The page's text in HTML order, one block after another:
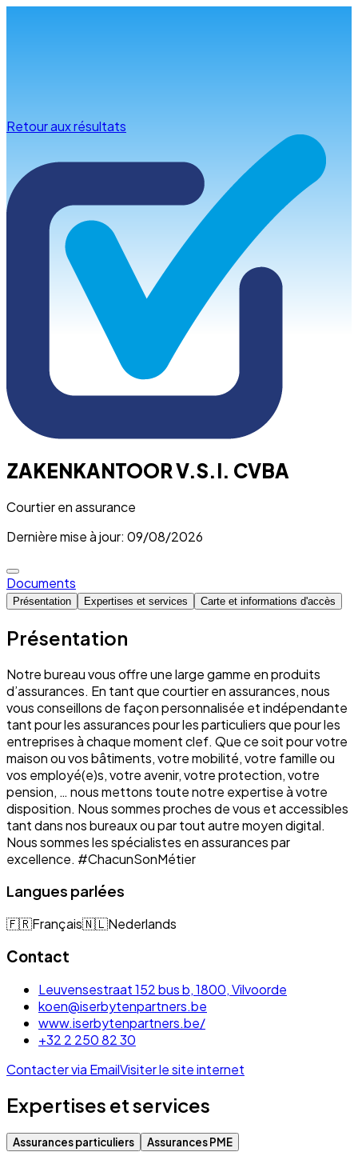
Retour aux résultats
ZAKENKANTOOR V.S.I. CVBA
Courtier en assurance
Dernière mise à jour: 09/08/2026
Documents
Présentation Expertises et services Carte et informations d'accès
Présentation
Notre bureau vous offre une large gamme en produits
d’assurances. En tant que courtier en assurances, nous
vous conseillons de façon personnalisée et indépendante
tant pour les assurances pour les particuliers que pour les
entreprises à chaque moment clef. Que ce soit pour votre
maison ou vos bâtiments, votre mobilité, votre famille ou
vos employé(e)s, votre avenir, votre protection, votre
pension, … nous mettons toute notre expertise à votre
disposition. Nous sommes proches de vous et accessibles
tant dans nos bureaux ou par tout autre moyen digital.
Nous sommes les spécialistes en assurances par
excellence. #ChacunSonMétier
Langues parlées
🇫🇷Français🇳🇱Nederlands
Contact
Leuvensestraat 152 bus b, 1800, Vilvoorde
koen@iserbytenpartners.be
www.iserbytenpartners.be/
+32 2 250 82 30
Contacter via EmailVisiter le site internet
Expertises et services
Assurances particuliers Assurances PME